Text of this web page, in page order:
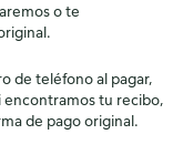
o te
de teléfono al pagar,
encontramos tu recibo,
de pago original.